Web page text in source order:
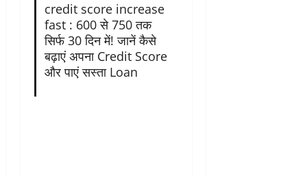
credit score increase
fast : 600 से 750 तक
सिर्फ 30 दिन में! जानें कैसे
बढ़ाएं अपना Credit Score
और पाएं सस्ता Loan